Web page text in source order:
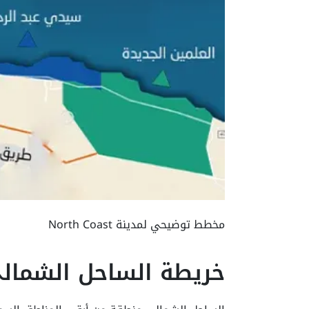
مخطط توضيحي لمدينة North Coast
خريطة الساحل